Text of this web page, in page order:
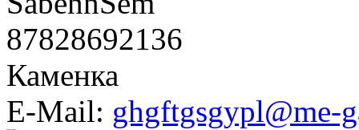
87828692136
Каменка
E-Mail: ghgftgsgypl@me-